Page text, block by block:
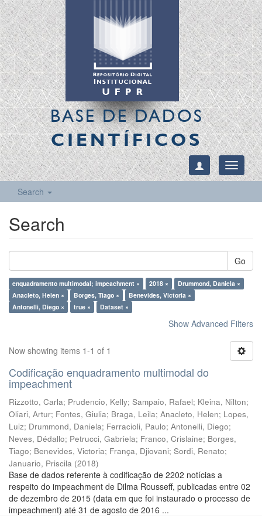
BASE DE DADOS
CIENTÍFICOS
Toggle
Search
Search
Go
enquadramento multimodal; impeachment × 2018 ×
Drummond, Daniela ×
Anacleto, Helen ×
Borges, Tiago ×
Benevides, Victoria ×
Antonelli, Diego ×
true × Dataset ×
Show Advanced Filters
Now showing items 1-1 of 1
Codificação enquadramento multimodal do
impeachment
Rizzotto, Carla; Prudencio, Kelly; Sampaio, Rafael; Kleina, Nilton;
Oliari, Artur; Fontes, Giulia; Braga, Leila; Anacleto, Helen; Lopes,
Luiz; Drummond, Daniela; Ferracioli, Paulo; Antonelli, Diego;
Neves, Dédallo; Petrucci, Gabriela; Franco, Crislaine; Borges,
Tiago; Benevides, Victoria; França, Djiovani; Sordi, Renato;
Januario, Priscila (2018)
Base de dados referente à codificação de 2202 notícias a
respeito do impeachment de Dilma Rousseff, publicadas entre 02
de dezembro de 2015 (data em que foi instaurado o processo de
impeachment) até 31 de agosto de 2016 ...